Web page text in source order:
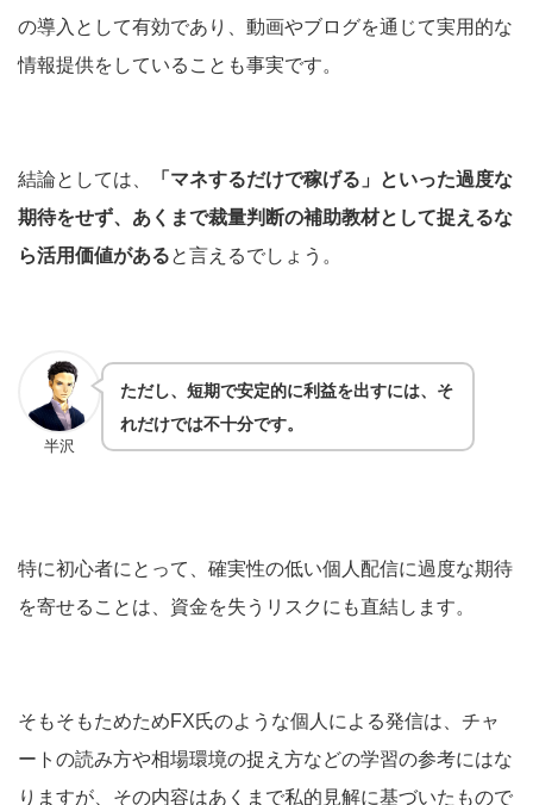
の導入として有効であり、動画やブログを通じて実用的な
情報提供をしていることも事実です。
結論としては、
「マネするだけで稼げる」といった過度な
期待をせず、あくまで裁量判断の補助教材として捉えるな
ら活用価値があると言えるでしょう。
半沢
ただし、短期で安定的に利益を出すには、そ
れだけでは不十分です。
特に初心者にとって、確実性の低い個人配信に過度な期待
を寄せることは、資金を失うリスクにも直結します。
そもそもためためFX氏のような個人による発信は、チャ
ートの読み方や相場環境の捉え方などの学習の参考にはな
りますが、その内容はあくまで私的見解に基づいたもので